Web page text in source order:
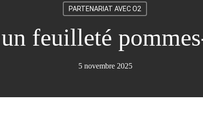
PARTENARIAT AVEC O2
feuilleté
5 novembre 2025